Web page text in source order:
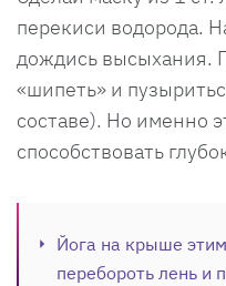
перекиси водорода.
дождись высыхания.
«шипеть» и
составе). Но именно
способствовать
Йога на крыше
перебороть лень и